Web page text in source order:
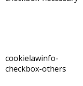
cookielawinfo-
checkbox-others